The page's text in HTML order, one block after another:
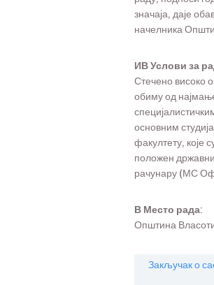
значаја, даје
начелника
ИВ Услови за
Стечено високо
обиму од
основним
факултету, које
положен
рачунару (МС
В Место рада:
Општина
Закључак о